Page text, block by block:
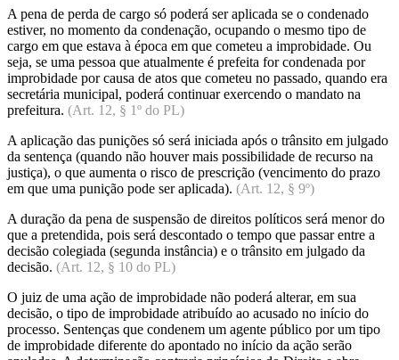
A pena de perda de cargo só poderá ser aplicada se o condenado
estiver, no momento da condenação, ocupando o mesmo tipo de
cargo em que estava à época em que cometeu a improbidade. Ou
seja, se uma pessoa que atualmente é prefeita for condenada por
improbidade por causa de atos que cometeu no passado, quando era
secretária municipal, poderá continuar exercendo o mandato na
prefeitura. (Art. 12, § 1º do PL)
A aplicação das punições só será iniciada após o trânsito em julgado
da sentença (quando não houver mais possibilidade de recurso na
justiça), o que aumenta o risco de prescrição (vencimento do prazo
em que uma punição pode ser aplicada). (Art. 12, § 9º)
A duração da pena de suspensão de direitos políticos será menor do
que a pretendida, pois será descontado o tempo que passar entre a
decisão colegiada (segunda instância) e o trânsito em julgado da
decisão. (Art. 12, § 10 do PL)
O juiz de uma ação de improbidade não poderá alterar, em sua
decisão, o tipo de improbidade atribuído ao acusado no início do
processo. Sentenças que condenem um agente público por um tipo
de improbidade diferente do apontado no início da ação serão